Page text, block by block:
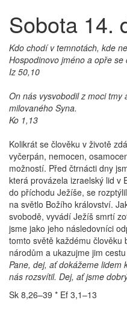
Sobota 14.
Kdo chodí v temnotách, kde
Hospodinovo jméno a opře se
Iz 50,10
On nás vysvobodil z moci
milovaného Syna.
Ko 1,13
Kolikrát se člověku v životě
vyčerpán, nemocen,
možností. Před čtrnácti dny
která provázela izraelský lid v
do příchodu Ježíše, se
na světlo Božího království.
svobodě, vyvádí Ježíš smrtí
jsme jako jeho následovníci
tomto světě každému člověku
národům a ukazujme jim
Pane, dej, ať dokážeme lidem
nás rozsvítil. Dej, ať jsme
Sk 8,26–39 * Ef 3,1–13